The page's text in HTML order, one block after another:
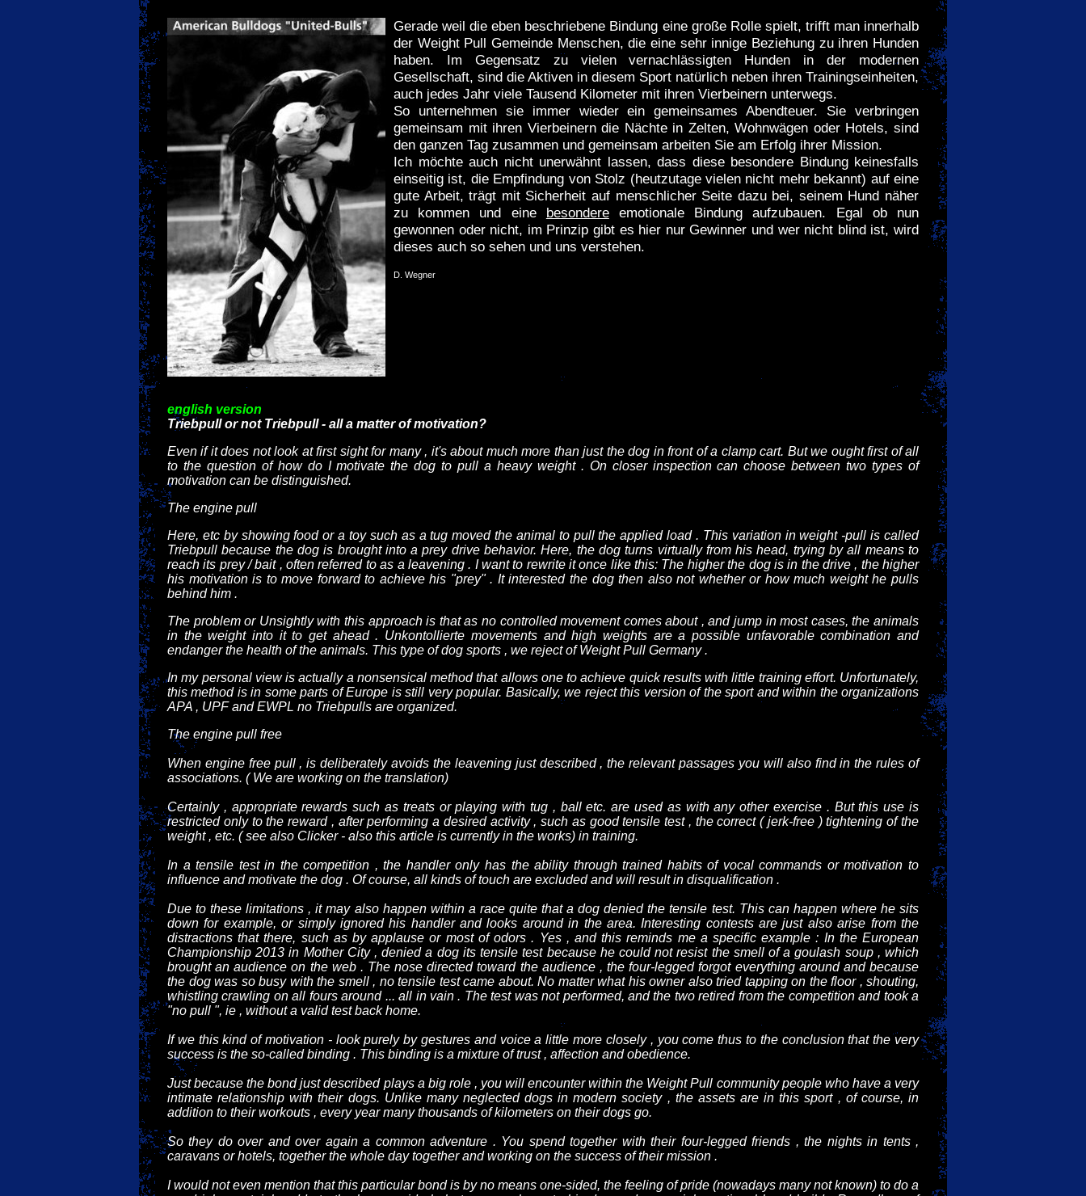
Gerade weil die eben beschriebene Bindung eine große Rolle spielt, trifft man innerhalb
der Weight Pull Gemeinde Menschen, die eine sehr innige Beziehung zu ihren Hunden
haben. Im Gegensatz zu vielen vernachlässigten Hunden in der modernen
Gesellschaft, sind die Aktiven in diesem Sport natürlich neben ihren Trainingseinheiten,
auch jedes Jahr viele Tausend Kilometer mit ihren Vierbeinern unterwegs.
So unternehmen sie immer wieder ein gemeinsames Abendteuer. Sie verbringen
gemeinsam mit ihren Vierbeinern die Nächte in Zelten, Wohnwägen oder Hotels, sind
den ganzen Tag zusammen und gemeinsam arbeiten Sie am Erfolg ihrer Mission.
Ich möchte auch nicht unerwähnt lassen, dass diese besondere Bindung keinesfalls
einseitig ist, die Empfindung von Stolz (heutzutage vielen nicht mehr bekannt) auf eine
gute Arbeit, trägt mit Sicherheit auf menschlicher Seite dazu bei, seinem Hund näher
zu kommen und eine besondereemotionale Bindung aufzubauen. Egal ob nun
gewonnen oder nicht, im Prinzip gibt es hier nur Gewinner und wer nicht blind ist, wird
dieses auch so sehen und uns verstehen.
D. Wegner
english version
Triebpull or not Triebpull - all a matter of motivation?
Even if it does not look at first sight for many , it's about much more than just the dog in front of a clamp cart. But we ought first of all
to the question of how do I motivate the dog to pull a heavy weight . On closer inspection can choose between two types of
motivation can be distinguished.
The engine pull
Here, etc by showing food or a toy such as a tug moved the animal to pull the applied load . This variation in weight -pull is called
Triebpull because the dog is brought into a prey drive behavior. Here, the dog turns virtually from his head, trying by all means to
reach its prey / bait , often referred to as a leavening . I want to rewrite it once like this: The higher the dog is in the drive , the higher
his motivation is to move forward to achieve his "prey" . It interested the dog then also not whether or how much weight he pulls
behind him .
The problem or Unsightly with this approach is that as no controlled movement comes about , and jump in most cases, the animals
in the weight into it to get ahead . Unkontollierte movements and high weights are a possible unfavorable combination and
endanger the health of the animals. This type of dog sports , we reject of Weight Pull Germany .
In my personal view is actually a nonsensical method that allows one to achieve quick results with little training effort. Unfortunately,
this method is in some parts of Europe is still very popular. Basically, we reject this version of the sport and within the organizations
APA , UPF and EWPL no Triebpulls are organized.
The engine pull free
When engine free pull , is deliberately avoids the leavening just described , the relevant passages you will also find in the rules of
associations. ( We are working on the translation)
Certainly , appropriate rewards such as treats or playing with tug , ball etc. are used as with any other exercise . But this use is
restricted only to the reward , after performing a desired activity , such as good tensile test , the correct ( jerk-free ) tightening of the
weight , etc. ( see also Clicker - also this article is currently in the works) in training.
In a tensile test in the competition , the handler only has the ability through trained habits of vocal commands or motivation to
influence and motivate the dog . Of course, all kinds of touch are excluded and will result in disqualification .
Due to these limitations , it may also happen within a race quite that a dog denied the tensile test. This can happen where he sits
down for example, or simply ignored his handler and looks around in the area. Interesting contests are just also arise from the
distractions that there, such as by applause or most of odors . Yes , and this reminds me a specific example : In the European
Championship 2013 in Mother City , denied a dog its tensile test because he could not resist the smell of a goulash soup , which
brought an audience on the web . The nose directed toward the audience , the four-legged forgot everything around and because
the dog was so busy with the smell , no tensile test came about. No matter what his owner also tried tapping on the floor , shouting,
whistling crawling on all fours around ... all in vain . The test was not performed, and the two retired from the competition and took a
"no pull ", ie , without a valid test back home.
If we this kind of motivation - look purely by gestures and voice a little more closely , you come thus to the conclusion that the very
success is the so-called binding . This binding is a mixture of trust , affection and obedience.
Just because the bond just described plays a big role , you will encounter within the Weight Pull community people who have a very
intimate relationship with their dogs. Unlike many neglected dogs in modern society , the assets are in this sport , of course, in
addition to their workouts , every year many thousands of kilometers on their dogs go.
So they do over and over again a common adventure . You spend together with their four-legged friends , the nights in tents ,
caravans or hotels, together the whole day together and working on the success of their mission .
I would not even mention that this particular bond is by no means one-sided, the feeling of pride (nowadays many not known) to do a